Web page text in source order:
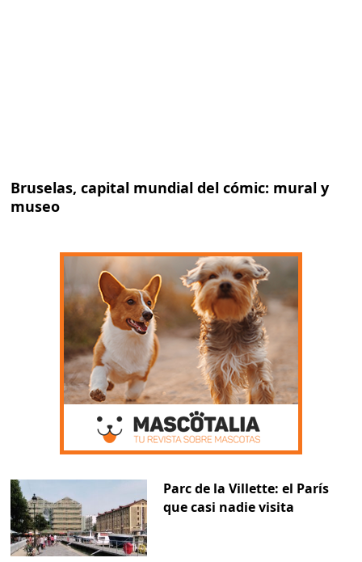
Bruselas, capital mundial del cómic: mural y
museo
Parc de la Villette: el París
que casi nadie visita